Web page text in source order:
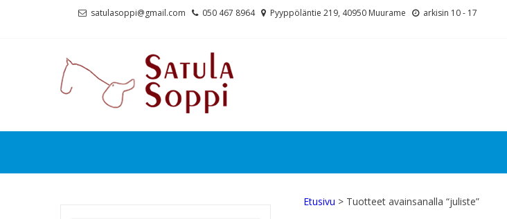
satulasoppi@gmail.com 050 467 8964 Pyyppöläntie 219, 40950 Muurame arkisin 10 - 17
Etusivu > Tuotteet avainsanalla “juliste”